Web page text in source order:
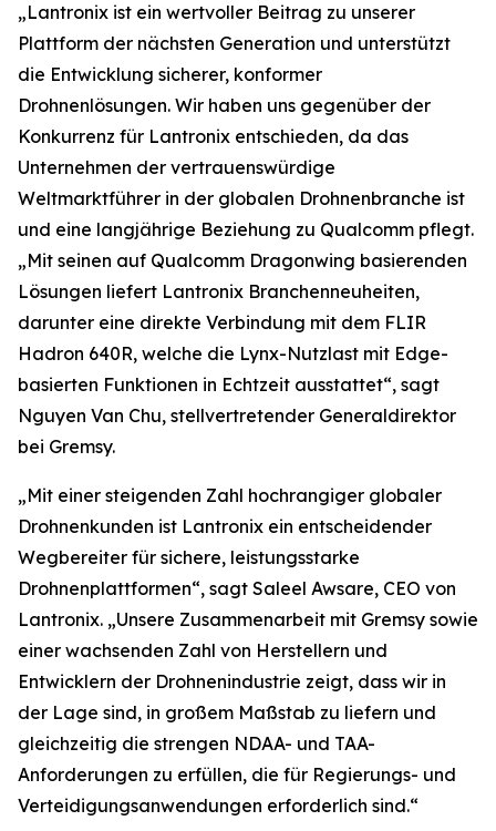
„Lantronix ist ein wertvoller Beitrag zu unserer
Plattform der nächsten Generation und unterstützt
die Entwicklung sicherer, konformer
Drohnenlösungen. Wir haben uns gegenüber der
Konkurrenz für Lantronix entschieden, da das
Unternehmen der vertrauenswürdige
Weltmarktführer in der globalen Drohnenbranche ist
und eine langjährige Beziehung zu Qualcomm pflegt.
„Mit seinen auf Qualcomm Dragonwing basierenden
Lösungen liefert Lantronix Branchenneuheiten,
darunter eine direkte Verbindung mit dem FLIR
Hadron 640R, welche die Lynx-Nutzlast mit Edge-
basierten Funktionen in Echtzeit ausstattet“, sagt
Nguyen Van Chu, stellvertretender Generaldirektor
bei Gremsy.
„Mit einer steigenden Zahl hochrangiger globaler
Drohnenkunden ist Lantronix ein entscheidender
Wegbereiter für sichere, leistungsstarke
Drohnenplattformen“, sagt Saleel Awsare, CEO von
Lantronix. „Unsere Zusammenarbeit mit Gremsy sowie
einer wachsenden Zahl von Herstellern und
Entwicklern der Drohnenindustrie zeigt, dass wir in
der Lage sind, in großem Maßstab zu liefern und
gleichzeitig die strengen NDAA- und TAA-
Anforderungen zu erfüllen, die für Regierungs- und
Verteidigungsanwendungen erforderlich sind.“